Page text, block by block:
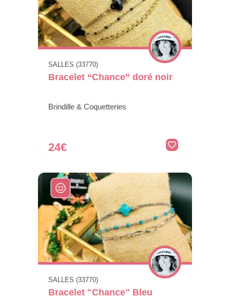
SALLES (33770)
Bracelet “Chance” doré noir
Brindille & Coquetteries
24€
SALLES (33770)
Bracelet "Chance" Bleu